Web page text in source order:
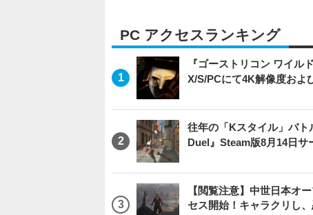
PC アクセスランキング
『ゴーストリコン ワイ
X/S/PCにて4K解像度お
往年の「Kスタイル」バ
Duel』Steam版8月14日サ
【閲覧注意】中世日本オ
セス開始！キャラクリし